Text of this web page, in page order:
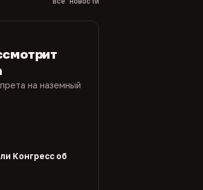
на наземный
Конгресс об